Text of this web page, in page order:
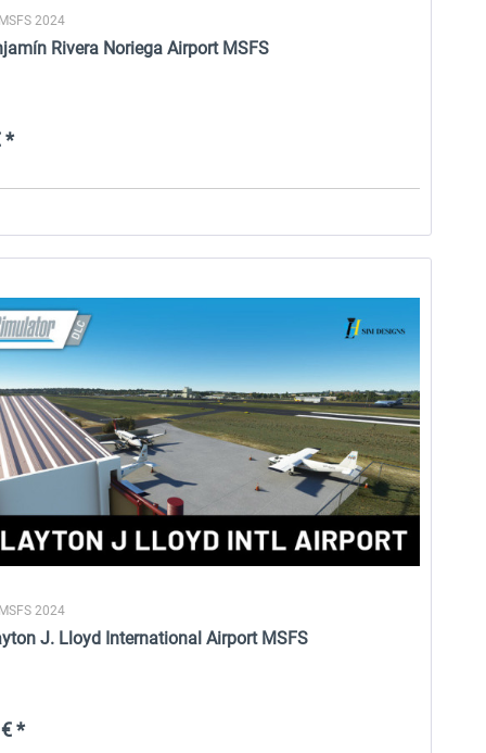
2024
Rivera Noriega Airport MSFS
*
2024
J. Lloyd International Airport MSFS
*